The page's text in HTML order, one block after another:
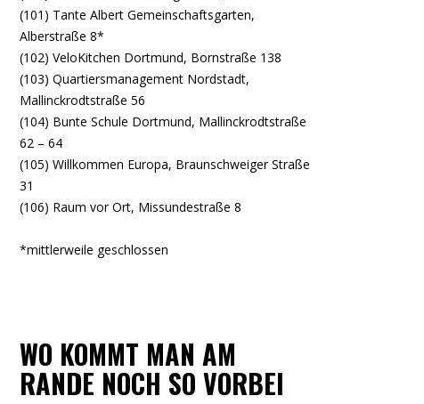
(101) Tante Albert Gemeinschaftsgarten,
Alberstraße 8*
(102) VeloKitchen Dortmund, Bornstraße 138
(103) Quartiersmanagement Nordstadt,
Mallinckrodtstraße 56
(104) Bunte Schule Dortmund, Mallinckrodtstraße
62 – 64
(105) Willkommen Europa, Braunschweiger Straße
31
(106) Raum vor Ort, Missundestraße 8
*mittlerweile geschlossen
WO KOMMT MAN AM
RANDE NOCH SO VORBEI